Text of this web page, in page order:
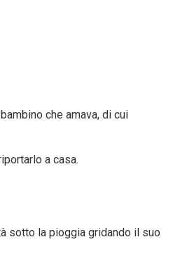
che amava, di cui
a casa.
sotto la pioggia gridando il suo